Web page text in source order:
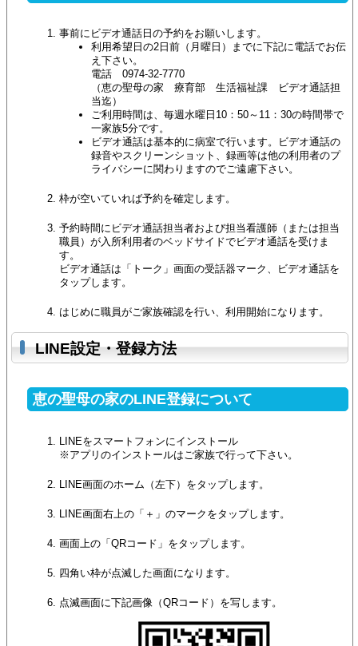
事前にビデオ通話日の予約をお願いします。
利用希望日の2日前（月曜日）までに下記に電話でお伝
え下さい。
電話 0974-32-7770
（恵の聖母の家 療育部 生活福祉課 ビデオ通話担
当迄）
ご利用時間は、毎週水曜日10：50～11：30の時間帯で
一家族5分です。
ビデオ通話は基本的に病室で行います。ビデオ通話の
録音やスクリーンショット、録画等は他の利用者のプ
ライバシーに関わりますのでご遠慮下さい。
枠が空いていれば予約を確定します。
予約時間にビデオ通話担当者および担当看護師（または担当
職員）が入所利用者のベッドサイドでビデオ通話を受けま
す。
ビデオ通話は「トーク」画面の受話器マーク、ビデオ通話を
タップします。
はじめに職員がご家族確認を行い、利用開始になります。
LINE設定・登録方法
恵の聖母の家のLINE登録について
LINEをスマートフォンにインストール
※アプリのインストールはご家族で行って下さい。
LINE画面のホーム（左下）をタップします。
LINE画面右上の「＋」のマークをタップします。
画面上の「QRコード」をタップします。
四角い枠が点滅した画面になります。
点滅画面に下記画像（QRコード）を写します。